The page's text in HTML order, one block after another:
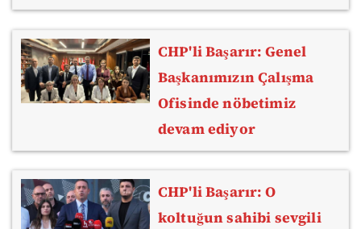
CHP'li Başarır: Genel
Başkanımızın Çalışma
Ofisinde nöbetimiz
devam ediyor
CHP'li Başarır: O
koltuğun sahibi sevgili